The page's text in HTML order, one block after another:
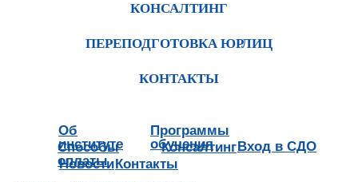
КОНСАЛТИНГ
ПЕРЕПОДГОТОВКА ЮРЛИЦ
КОНТАКТЫ
Об
институте
Программы
обучения
Способы
оплаты
Консалтинг
Новости
Вход в СДО
Контакты